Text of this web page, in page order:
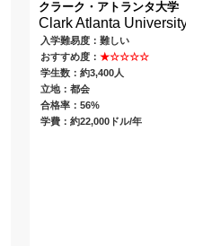
クラーク・アトランタ大学
Clark Atlanta University
入学難易度：難しい
おすすめ度： ★☆☆☆☆
学生数：約3,400人
立地：都会
合格率：56%
学費：約22,000ドル/年